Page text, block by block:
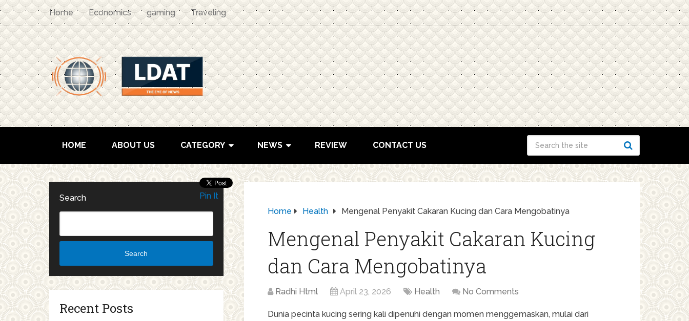
Home Economics gaming Traveling
HOME ABOUT US CATEGORY NEWS REVIEW CONTACT US
Home Health Mengenal Penyakit Cakaran Kucing dan Cara Mengobatinya
Mengenal Penyakit Cakaran Kucing
dan Cara Mengobatinya
Radhi Html April 23, 2026 Health No Comments
Dunia pecinta kucing sering kali dipenuhi dengan momen menggemaskan, mulai dari
Pin It
Search
Search
Recent Posts